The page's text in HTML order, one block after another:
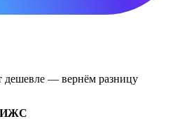
дешевле — вернём разницу
ИЖС